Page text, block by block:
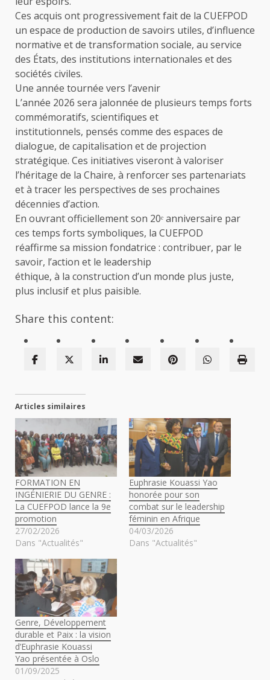
Ces acquis ont progressivement fait de la CUEFPOD
un espace de production de savoirs utiles, d’influence
normative et de transformation sociale, au service
des États, des institutions internationales et des
sociétés civiles.
Une année tournée vers l’avenir
L’année 2026 sera jalonnée de plusieurs temps forts
commémoratifs, scientifiques et
institutionnels, pensés comme des espaces de
dialogue, de capitalisation et de projection
stratégique. Ces initiatives viseront à valoriser
l’héritage de la Chaire, à renforcer ses partenariats
et à tracer les perspectives de ses prochaines
décennies d’action.
En ouvrant officiellement son 20ᵉ anniversaire par
ces temps forts symboliques, la CUEFPOD
réaffirme sa mission fondatrice : contribuer, par le
savoir, l’action et le leadership
éthique, à la construction d’un monde plus juste,
plus inclusif et plus paisible.
Share this content:
Articles similaires
FORMATION EN
INGÉNIERIE DU GENRE :
La CUEFPOD lance la 9e
promotion
27/02/2026
Dans "Actualités"
Euphrasie Kouassi Yao
honorée pour son
combat sur le leadership
féminin en Afrique
04/03/2026
Dans "Actualités"
Genre, Développement
durable et Paix : la vision
d’Euphrasie Kouassi
Yao présentée à Oslo
01/09/2025